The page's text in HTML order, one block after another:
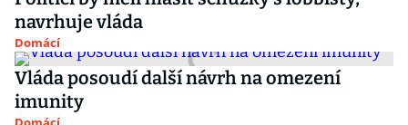
navrhuje vláda
Domácí
Vláda posoudí další návrh na omezení
imunity